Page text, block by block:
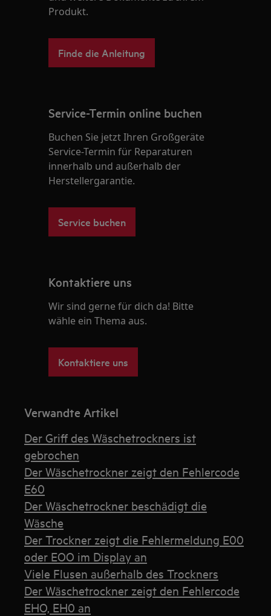
Produkt.
Finde die Anleitung
Service-Termin online buchen
Buchen Sie jetzt Ihren Großgeräte
Service-Termin für Reparaturen
innerhalb und außerhalb der
Herstellergarantie.
Service buchen
Kontaktiere uns
Wir sind gerne für dich da! Bitte
wähle ein Thema aus.
Kontaktiere uns
Verwandte Artikel
Der Griff des Wäschetrockners ist
gebrochen
Der Wäschetrockner zeigt den Fehlercode
E60
Der Wäschetrockner beschädigt die
Wäsche
Der Trockner zeigt die Fehlermeldung E00
oder EOO im Display an
Viele Flusen außerhalb des Trockners
Der Wäschetrockner zeigt den Fehlercode
EHO, EH0 an